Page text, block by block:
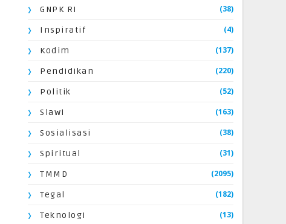
GNPK RI (38)
Inspiratif (4)
Kodim (137)
Pendidikan (220)
Politik (52)
Slawi (163)
Sosialisasi (38)
Spiritual (31)
TMMD (2095)
Tegal (182)
Teknologi (13)